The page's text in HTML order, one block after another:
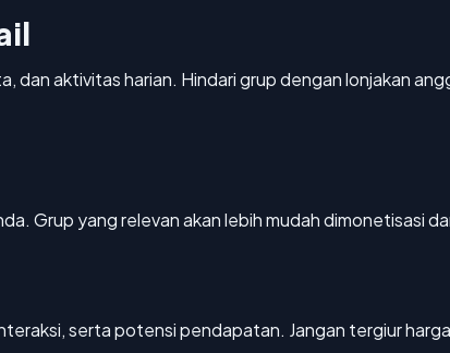
aktivitas harian. Hindari grup dengan lonjakan
Grup yang relevan akan lebih mudah dimonetisasi
serta potensi pendapatan. Jangan tergiur